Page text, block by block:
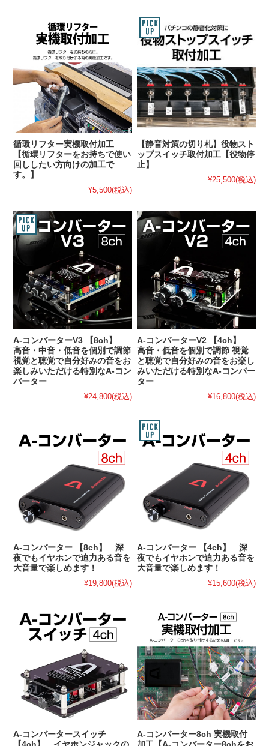
循環リフター実機取付加工
【循環リフターをお持ちで使い
回ししたい方向けの加工で
す。】
¥5,500(税込)
【静音対策の切り札】役物スト
ップスイッチ取付加工【役物停
止】
¥25,500(税込)
A-コンバーターV3 【8ch】
高音・中音・低音を個別で調節
視覚と聴覚で自分好みの音をお
楽しみいただける特別なA-コン
バーター
¥24,800(税込)
A-コンバーターV2 【4ch】
高音・低音を個別で調節 視覚
と聴覚で自分好みの音をお楽し
みいただける特別なA-コンバー
ター
¥16,800(税込)
A-コンバーター 【8ch】 深
夜でもイヤホンで迫力ある音を
大音量で楽しめます！
¥19,800(税込)
A-コンバーター 【4ch】 深
夜でもイヤホンで迫力ある音を
大音量で楽しめます！
¥15,600(税込)
A-コンバータースイッチ
A-コンバーター8ch 実機取付